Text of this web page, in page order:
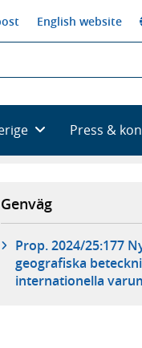
English website
Press &
Genväg
Prop. 2024/25:177
geografiska
internationella